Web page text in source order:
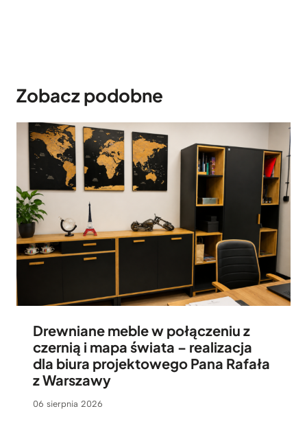
Zobacz podobne
Drewniane meble w połączeniu z
czernią i mapa świata – realizacja
dla biura projektowego Pana Rafała
z Warszawy
06 sierpnia 2026